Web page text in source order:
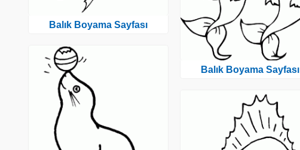
Balık Boyama Sayfası
Balık Boyama Sayfası